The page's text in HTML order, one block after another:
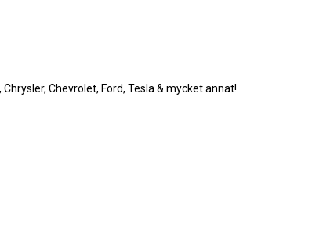
Chevrolet, Ford, Tesla & mycket annat!